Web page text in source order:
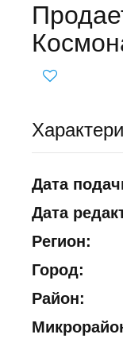
Дата
Дата
Регион:
Город:
Район: